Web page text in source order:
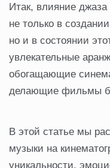
Итак, влияние джаза
не только в
но и в состоянии
увлекательные
обогащающие
делающие фильмы
В этой статье мы
музыки на
уникальности,